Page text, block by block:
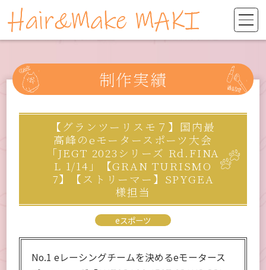
制作実績
【グランツーリスモ７】国内最
高峰のeモータースポーツ大会
「JEGT 2023シリーズ Rd.FINA
L 1/14」【GRAN TURISMO
7】【ストリーマー】SPYGEA
様担当
eスポーツ
No.1 eレーシングチームを決めるeモータース